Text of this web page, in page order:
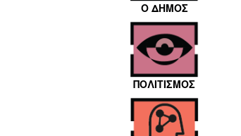
Ο ΔΗΜΟΣ
ΠΟΛΙΤΙΣΜΟΣ